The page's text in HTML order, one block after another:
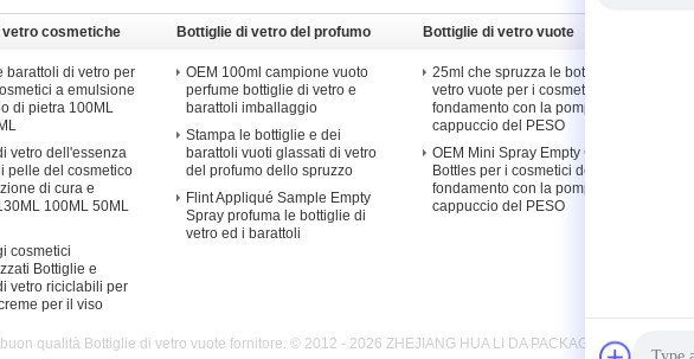
vetro cosmetiche
barattoli di vetro per
a emulsione
di pietra 100ML
vetro dell'essenza
pelle del cosmetico
di cura e
100ML 50ML
cosmetici
Bottiglie e
vetro riciclabili per
per il viso
Bottiglie di vetro del profumo
OEM 100ml campione vuoto
perfume bottiglie di vetro e
barattoli imballaggio
Stampa le bottiglie e dei
barattoli vuoti glassati di vetro
del profumo dello spruzzo
Flint Appliqué Sample Empty
Spray profuma le bottiglie di
vetro ed i barattoli
Bottiglie di vetro vuote
25ml che spruzza le bottiglie di
vetro vuote per i cosmetici del
fondamento con la pompa & il
cappuccio del PESO
OEM Mini Spray Empty Glass
Bottles per i cosmetici del
fondamento con la pompa & il
cappuccio del PESO
qualità Bottiglie di vetro vuote fornitore. © 2012 - 2026 ZHEJIANG HUA LI DA PACKAGING CO,LTD. All